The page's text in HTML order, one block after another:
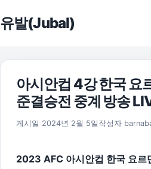
유발(Jubal)
아시안컵 4강 한국 요
준결승전 중계 방송
게시일 2024년 2월 5일 2026년 8월 1
작성자
2023 AFC 아시안컵 한국 요르